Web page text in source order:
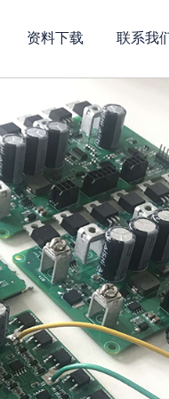
资料下载 联系我